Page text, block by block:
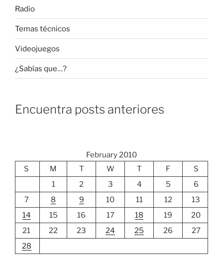
Radio
Temas técnicos
Videojuegos
¿Sabías que…?
Encuentra posts anteriores
February 2010
S
M T W T F
S
1
2 3 4 5
6
7
8 9 10 11 12
13
14
15 16 17 18 19
20
21
22 23 24 25 26
27
28